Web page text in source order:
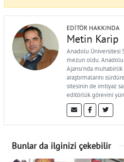
EDITÖR HAKKINDA
Metin Karip
Anadolu
mezun oldu.
Ajansı'nda
araştırmalarını
sitesinin de imtiyaz
editörlük görevini
Bunlar da ilginizi çekebilir